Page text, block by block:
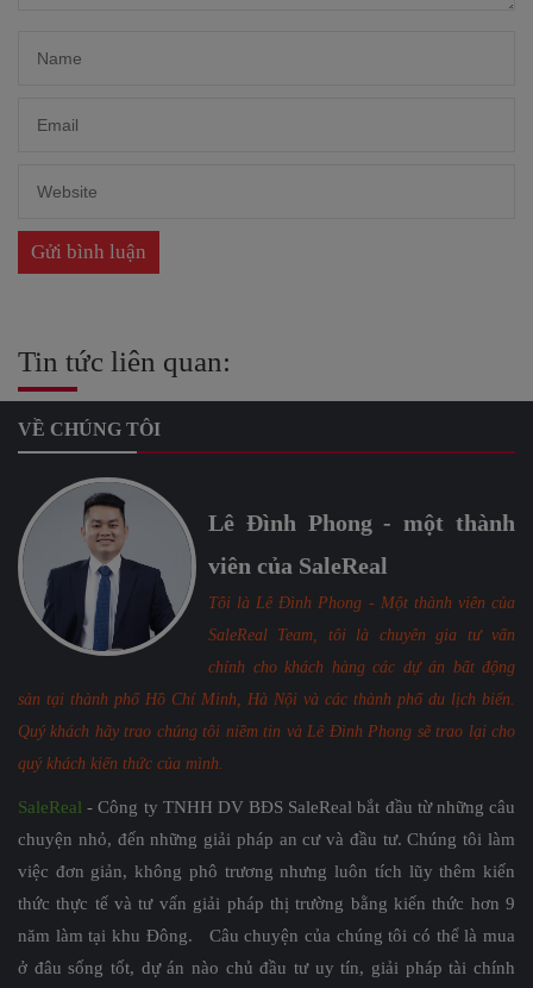
Tin tức liên quan:
VỀ CHÚNG TÔI
Lê Đình Phong - một thành
viên của SaleReal
Tôi là Lê Đình Phong - Một thành viên của
SaleReal Team, tôi là chuyên gia tư vấn
chính cho khách hàng các dự án bất động
sản tại thành phố Hồ Chí Minh, Hà Nội và các thành phố du lịch biển.
Quý khách hãy trao chúng tôi niềm tin và Lê Đình Phong sẽ trao lại cho
quý khách kiến thức của mình.
SaleReal - Công ty TNHH DV BĐS SaleReal bắt đầu từ những câu
chuyện nhỏ, đến những giải pháp an cư và đầu tư. Chúng tôi làm
việc đơn giản, không phô trương nhưng luôn tích lũy thêm kiến
thức thực tế và tư vấn giải pháp thị trường bằng kiến thức hơn 9
năm làm tại khu Đông. Câu chuyện của chúng tôi có thể là mua
ở đâu sống tốt, dự án nào chủ đầu tư uy tín, giải pháp tài chính